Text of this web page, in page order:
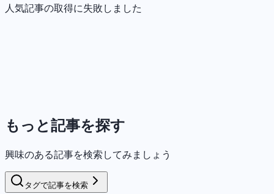
人気記事の取得に失敗しました
もっと記事を探す
興味のある記事を検索してみましょう
タグで記事を検索